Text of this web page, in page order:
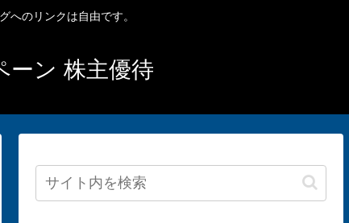
へのリンクは自由です。
ーン 株主優待